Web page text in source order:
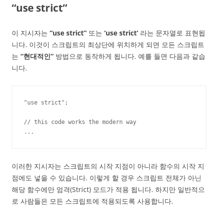
“use strict”
이 지시자는 “use strict” 또는 ‘use strict’ 라는 문자열로 표현됩
니다. 이것이 스크립트의 최상단에 위치하게 되면 모든 스크립트
는 “현대적인” 방법으로 동작하게 됩니다. 예를 들면 다음과 같습
니다.
"use strict";
// this code works the modern way
...
이러한 지시자는 스크립트의 시작 지점이 아니라 함수의 시작 지
점에도 넣을 수 있습니다. 이렇게 할 경우 스크립트 전체가 아닌
해당 함수에만 엄격(Strict) 모드가 적용 됩니다. 하지만 일반적으
로 사람들은 모든 스크립트에 적용되도록 사용합니다.